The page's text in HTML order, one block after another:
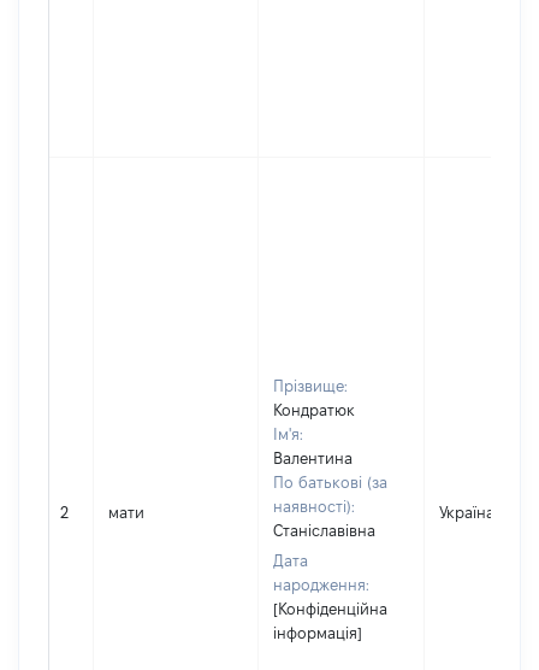
2 мати
Прізвище:
Кондратюк
Ім'я:
Валентина
По батькові (за
наявності):
Станіславівна
Дата
народження:
[Конфіденційна
інформація]
Україна